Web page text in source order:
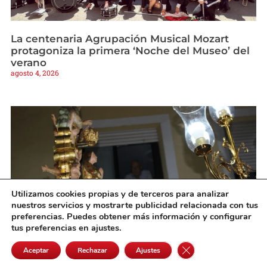
La centenaria Agrupación Musical Mozart
protagoniza la primera ‘Noche del Museo’ del
verano
agosto 4, 2026
La Virgen de los Ángeles volvió a emocionar a
Pedro Muñoz en la noche grande de sus
Utilizamos cookies propias y de terceros para analizar
nuestros servicios y mostrarte publicidad relacionada con tus
preferencias. Puedes obtener más información y configurar
tus preferencias en ajustes.
Aceptar Rechazar Ajustes Cerrar el banner de